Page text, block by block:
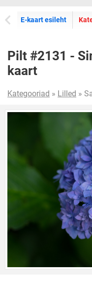
E-kaart esileht
Pilt #2131 -
kaart
Kategooriad » Lilled »